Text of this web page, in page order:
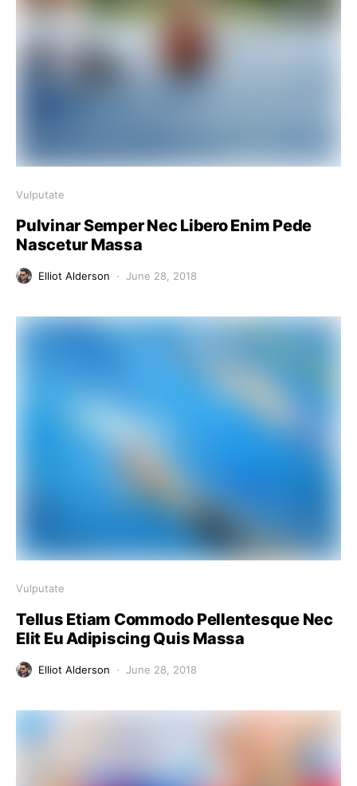
Vulputate
Pulvinar Semper Nec Libero Enim Pede
Nascetur Massa
Elliot Alderson June 28, 2018
Vulputate
Tellus Etiam Commodo Pellentesque Nec
Elit Eu Adipiscing Quis Massa
Elliot Alderson June 28, 2018